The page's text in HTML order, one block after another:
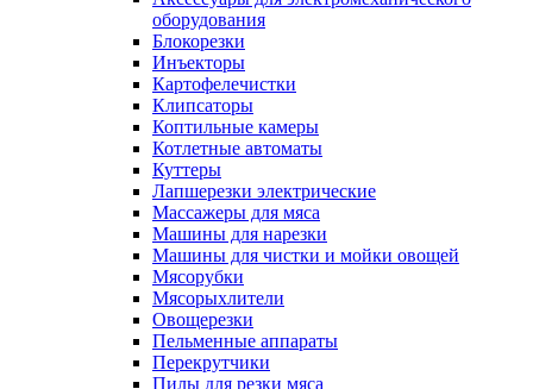
оборудования
Блокорезки
Инъекторы
Картофелечистки
Клипсаторы
Коптильные камеры
Котлетные автоматы
Куттеры
Лапшерезки электрические
Массажеры для мяса
Машины для нарезки
Машины для чистки и мойки овощей
Мясорубки
Мясорыхлители
Овощерезки
Пельменные аппараты
Перекрутчики
Пилы для резки мяса